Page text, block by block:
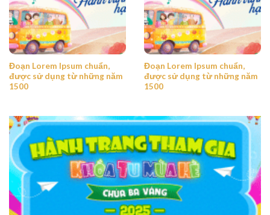
Đoạn Lorem Ipsum chuẩn,
được sử dụng từ những năm
1500
Đoạn Lorem Ipsum chuẩn,
được sử dụng từ những năm
1500